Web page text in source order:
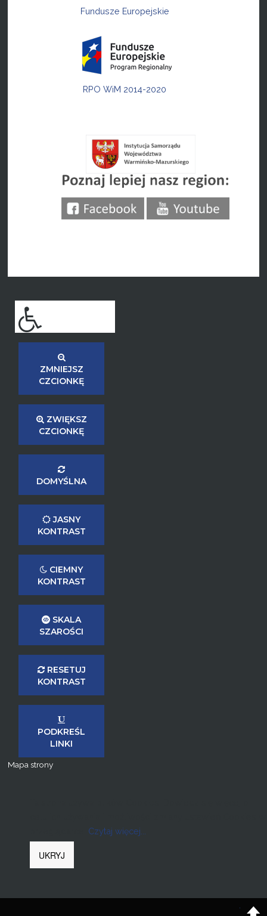
Fundusze Europejskie
RPO WiM 2014-2020
ZMNIEJSZ
CZCIONKĘ
ZWIĘKSZ
CZCIONKĘ
DOMYŚLNA
JASNY
KONTRAST
CIEMNY
KONTRAST
SKALA
SZAROŚCI
RESETUJ
KONTRAST
PODKREŚL
LINKI
Mapa strony
Czytaj więcej...